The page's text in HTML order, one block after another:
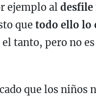
ejemplo al desfile
que todo ello lo
tanto, pero no
que los niños